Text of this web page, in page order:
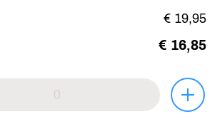
€ 19,95
€ 16,85